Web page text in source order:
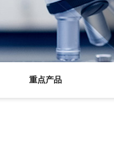
重点产品